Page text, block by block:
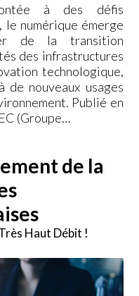
à des défis
le numérique émerge
de la transition
des infrastructures
technologique,
nouveaux usages
Publié en
(Groupe…
de la
Haut Débit !